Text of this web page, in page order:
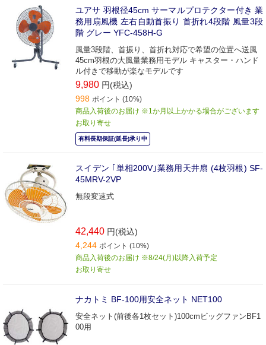
ユアサ 羽根径45cm サーマルプロテクター付き 業
務用扇風機 左右自動首振り 首折れ4段階 風量3段
階 グレー YFC-458H-G
風量3段階、首振り、首折れ対応で希望の位置へ送風
45cm羽根の大風量業務用モデル キャスター・ハンド
ル付きで移動が楽なモデルです
9,980 円(税込)
998 ポイント (10%)
商品入荷後のお届け ※1か月以上かかる場合がございます
お取り寄せ
有料長期保証(延長)承り中
スイデン ｢単相200V｣業務用天井扇 (4枚羽根) SF-
45MRV-2VP
無段変速式
42,440 円(税込)
4,244 ポイント (10%)
商品入荷後のお届け ※8/24(月)以降入荷予定
お取り寄せ
ナカトミ BF-100用安全ネット NET100
安全ネット(前後各1枚セット)100cmビッグファンBF1
00用